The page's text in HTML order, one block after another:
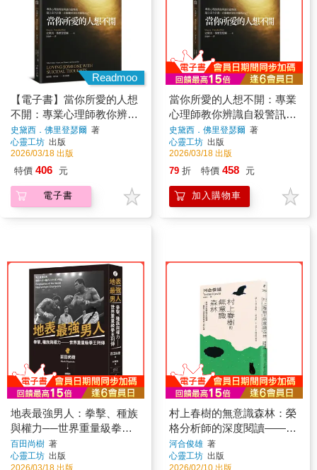
Readmoo
【電子書】當你所愛的人想
不開：專業心理師教你辨識
自殺警訊、建立安全計畫，
在艱難時刻也照顧你自己
史黛西．佛里登瑟爾 著
心靈工坊 出版
2026/03/18 出版
特價 406 元
電子書
當你所愛的人想不開：專業
心理師教你辨識自殺警訊、
建立安全計畫，在艱難時刻
也照顧你自己
史黛西．佛里登瑟爾 著
心靈工坊 出版
2026/03/18 出版
79 折 特價 458 元
加入購物車
地表最強男人：拳擊、種族
與權力──世界重量級拳王
列傳
百田尚樹 著
心靈工坊 出版
2026/03/18 出版
村上春樹的無意識森林：榮
格分析師的深度閱讀——解
析小說意象與現代人的心靈
河合俊雄 著
心靈工坊 出版
2026/02/10 出版